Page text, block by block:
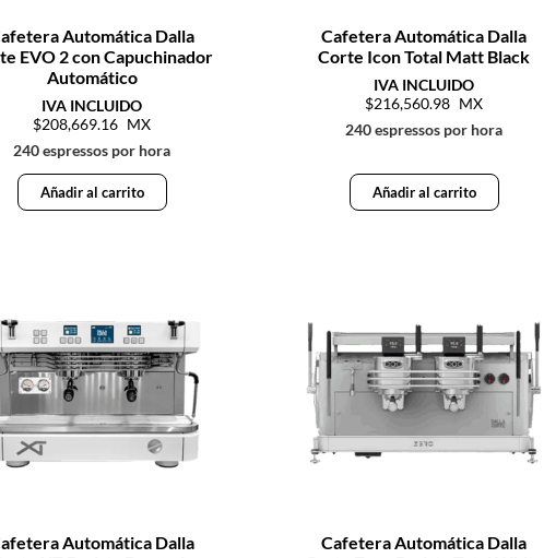
Automática Dalla
EVO 2 con Capuchinador
Automático
208,669.16
240 espressos por hora
Añadir al carrito
Cafetera Automática Dalla
Corte Icon Total Matt Black
216,560.98
240 espressos por hora
Añadir al carrito
Automática Dalla
Cafetera Automática Dalla